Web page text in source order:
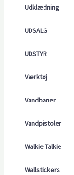
Udklædning
UDSALG
UDSTYR
Værktøj
Vandbaner
Vandpistoler
Walkie Talkie
Wallstickers